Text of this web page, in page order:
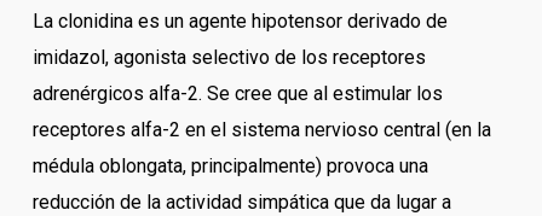
La clonidina es un agente hipotensor derivado de
imidazol, agonista selectivo de los receptores
adrenérgicos alfa-2. Se cree que al estimular los
receptores alfa-2 en el sistema nervioso central (en la
médula oblongata, principalmente) provoca una
reducción de la actividad simpática que da lugar a